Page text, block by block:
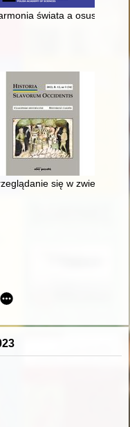
świata a osuszanie
Polski międzywojennej.
się w zwierciadle
i Stanisław August